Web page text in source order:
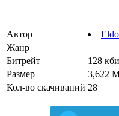
Автор
Жанр
Битрейт
128
Размер
3,622
Кол-во скачиваний 28